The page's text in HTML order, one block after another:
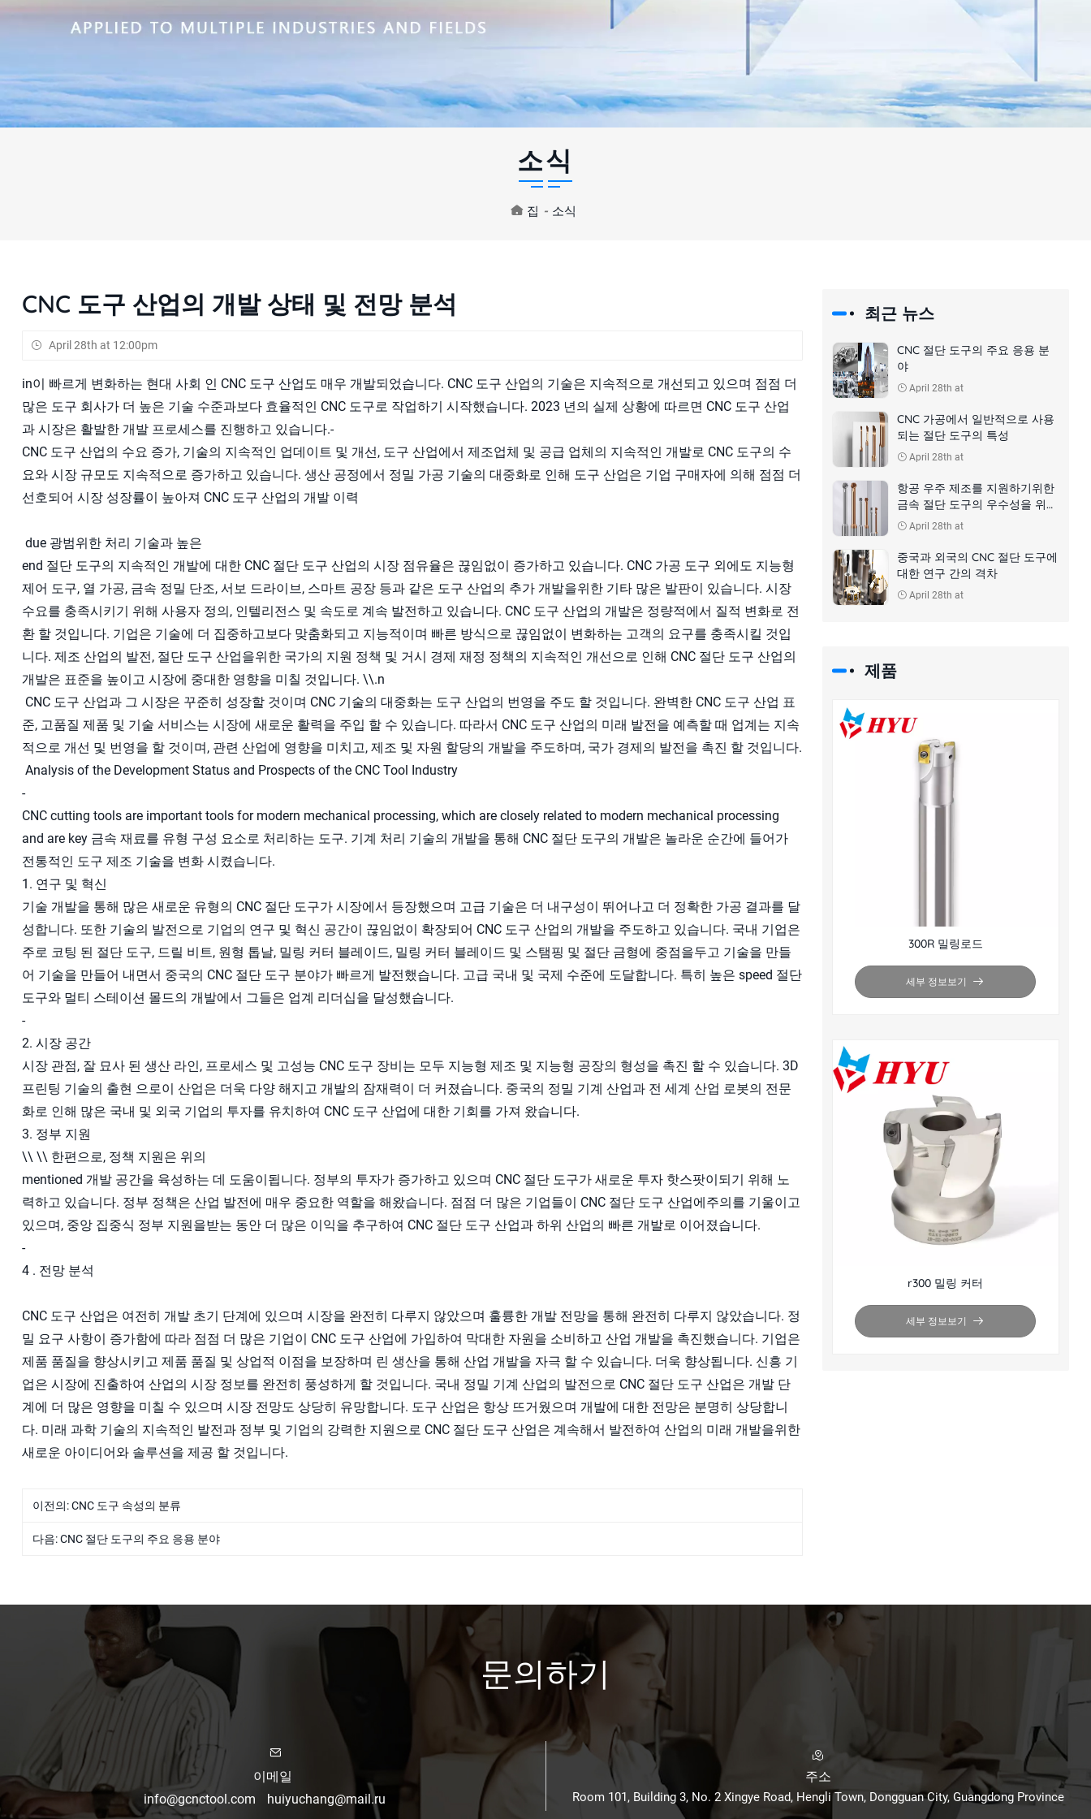
소식
집 - 소식
CNC 도구 산업의 개발 상태 및 전망 분석
April 28th at 12:00pm
in이 빠르게 변화하는 현대 사회 인 CNC 도구 산업도 매우 개발되었습니다. CNC 도구 산업의 기술은 지속적으로 개선되고 있으며 점점 더
많은 도구 회사가 더 높은 기술 수준과보다 효율적인 CNC 도구로 작업하기 시작했습니다. 2023 년의 실제 상황에 따르면 CNC 도구 산업
과 시장은 활발한 개발 프로세스를 진행하고 있습니다.-
CNC 도구 산업의 수요 증가, 기술의 지속적인 업데이트 및 개선, 도구 산업에서 제조업체 및 공급 업체의 지속적인 개발로 CNC 도구의 수
요와 시장 규모도 지속적으로 증가하고 있습니다. 생산 공정에서 정밀 가공 기술의 대중화로 인해 도구 산업은 기업 구매자에 의해 점점 더
선호되어 시장 성장률이 높아져 CNC 도구 산업의 개발 이력
due 광범위한 처리 기술과 높은
end 절단 도구의 지속적인 개발에 대한 CNC 절단 도구 산업의 시장 점유율은 끊임없이 증가하고 있습니다. CNC 가공 도구 외에도 지능형
제어 도구, 열 가공, 금속 정밀 단조, 서보 드라이브, 스마트 공장 등과 같은 도구 산업의 추가 개발을위한 기타 많은 발판이 있습니다. 시장
수요를 충족시키기 위해 사용자 정의, 인텔리전스 및 속도로 계속 발전하고 있습니다. CNC 도구 산업의 개발은 정량적에서 질적 변화로 전
환 할 것입니다. 기업은 기술에 더 집중하고보다 맞춤화되고 지능적이며 빠른 방식으로 끊임없이 변화하는 고객의 요구를 충족시킬 것입
니다. 제조 산업의 발전, 절단 도구 산업을위한 국가의 지원 정책 및 거시 경제 재정 정책의 지속적인 개선으로 인해 CNC 절단 도구 산업의
개발은 표준을 높이고 시장에 중대한 영향을 미칠 것입니다. \\.n
CNC 도구 산업과 그 시장은 꾸준히 성장할 것이며 CNC 기술의 대중화는 도구 산업의 번영을 주도 할 것입니다. 완벽한 CNC 도구 산업 표
준, 고품질 제품 및 기술 서비스는 시장에 새로운 활력을 주입 할 수 있습니다. 따라서 CNC 도구 산업의 미래 발전을 예측할 때 업계는 지속
적으로 개선 및 번영을 할 것이며, 관련 산업에 영향을 미치고, 제조 및 자원 할당의 개발을 주도하며, 국가 경제의 발전을 촉진 할 것입니다.
Analysis of the Development Status and Prospects of the CNC Tool Industry
-
CNC cutting tools are important tools for modern mechanical processing, which are closely related to modern mechanical processing
and are key 금속 재료를 유형 구성 요소로 처리하는 도구. 기계 처리 기술의 개발을 통해 CNC 절단 도구의 개발은 놀라운 순간에 들어가
전통적인 도구 제조 기술을 변화 시켰습니다.
1. 연구 및 혁신
기술 개발을 통해 많은 새로운 유형의 CNC 절단 도구가 시장에서 등장했으며 고급 기술은 더 내구성이 뛰어나고 더 정확한 가공 결과를 달
성합니다. 또한 기술의 발전으로 기업의 연구 및 혁신 공간이 끊임없이 확장되어 CNC 도구 산업의 개발을 주도하고 있습니다. 국내 기업은
주로 코팅 된 절단 도구, 드릴 비트, 원형 톱날, 밀링 커터 블레이드, 밀링 커터 블레이드 및 스탬핑 및 절단 금형에 중점을두고 기술을 만들
어 기술을 만들어 내면서 중국의 CNC 절단 도구 분야가 빠르게 발전했습니다. 고급 국내 및 국제 수준에 도달합니다. 특히 높은 speed 절단
도구와 멀티 스테이션 몰드의 개발에서 그들은 업계 리더십을 달성했습니다.
-
2. 시장 공간
시장 관점, 잘 묘사 된 생산 라인, 프로세스 및 고성능 CNC 도구 장비는 모두 지능형 제조 및 지능형 공장의 형성을 촉진 할 수 있습니다. 3D
프린팅 기술의 출현 으로이 산업은 더욱 다양 해지고 개발의 잠재력이 더 커졌습니다. 중국의 정밀 기계 산업과 전 세계 산업 로봇의 전문
화로 인해 많은 국내 및 외국 기업의 투자를 유치하여 CNC 도구 산업에 대한 기회를 가져 왔습니다.
3. 정부 지원
\\ \\ 한편으로, 정책 지원은 위의
mentioned 개발 공간을 육성하는 데 도움이됩니다. 정부의 투자가 증가하고 있으며 CNC 절단 도구가 새로운 투자 핫스팟이되기 위해 노
력하고 있습니다. 정부 정책은 산업 발전에 매우 중요한 역할을 해왔습니다. 점점 더 많은 기업들이 CNC 절단 도구 산업에주의를 기울이고
있으며, 중앙 집중식 정부 지원을받는 동안 더 많은 이익을 추구하여 CNC 절단 도구 산업과 하위 산업의 빠른 개발로 이어졌습니다.
-
4 . 전망 분석
CNC 도구 산업은 여전히 ​​개발 초기 단계에 있으며 시장을 완전히 다루지 않았으며 훌륭한 개발 전망을 통해 완전히 다루지 않았습니다. 정
밀 요구 사항이 증가함에 따라 점점 더 많은 기업이 CNC 도구 산업에 가입하여 막대한 자원을 소비하고 산업 개발을 촉진했습니다. 기업은
제품 품질을 향상시키고 제품 품질 및 상업적 이점을 보장하며 린 생산을 통해 산업 개발을 자극 할 수 있습니다. 더욱 향상됩니다. 신흥 기
업은 시장에 진출하여 산업의 시장 정보를 완전히 풍성하게 할 것입니다. 국내 정밀 기계 산업의 발전으로 CNC 절단 도구 산업은 개발 단
계에 더 많은 영향을 미칠 수 있으며 시장 전망도 상당히 유망합니다. 도구 산업은 항상 뜨거웠으며 개발에 대한 전망은 분명히 상당합니
다. 미래 과학 기술의 지속적인 발전과 정부 및 기업의 강력한 지원으로 CNC 절단 도구 산업은 계속해서 발전하여 산업의 미래 개발을위한
새로운 아이디어와 솔루션을 제공 할 것입니다.
이전의:CNC 도구 속성의 분류
다음:CNC 절단 도구의 주요 응용 분야
최근 뉴스
CNC 절단 도구의 주요 응용 분
야
April 28th at
CNC 가공에서 일반적으로 사용
되는 절단 도구의 특성
April 28th at
항공 우주 제조를 지원하기위한
금속 절단 도구의 우수성을 위해
노력
April 28th at
중국과 외국의 CNC 절단 도구에
대한 연구 간의 격차
April 28th at
제품
300R 밀링로드
세부 정보보기
r300 밀링 커터
세부 정보보기
문의하기
이메일
info@gcnctool.com
huiyuchang@mail.ru
주소
Room 101, Building 3, No. 2 Xingye Road, Hengli Town, Dongguan City, Guangdong Province